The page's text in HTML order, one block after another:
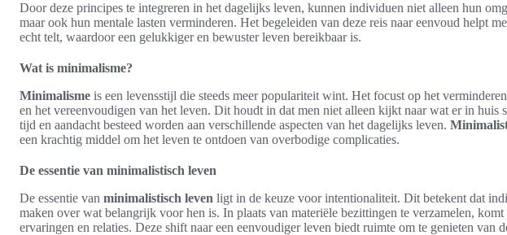
Door deze principes te integreren in het dagelijks leven, kunnen individuen niet alleen hun
maar ook hun mentale lasten verminderen. Het begeleiden van deze reis naar eenvoud helpt
echt telt, waardoor een gelukkiger en bewuster leven bereikbaar is.
Wat is minimalisme?
Minimalisme is een levensstijl die steeds meer populariteit wint. Het focust op het
en het vereenvoudigen van het leven. Dit houdt in dat men niet alleen kijkt naar wat er in huis
tijd en aandacht besteed worden aan verschillende aspecten van het dagelijks leven.
een krachtig middel om het leven te ontdoen van overbodige complicaties.
De essentie van minimalistisch leven
De essentie van minimalistisch leven ligt in de keuze voor intentionaliteit. Dit betekent dat
maken over wat belangrijk voor hen is. In plaats van materiële bezittingen te verzamelen,
ervaringen en relaties. Deze shift naar een eenvoudiger leven biedt ruimte om te genieten van